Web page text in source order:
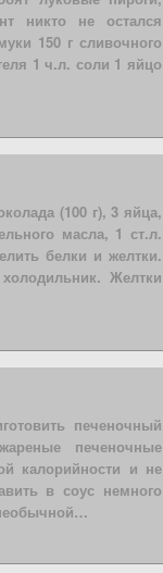
никто не остался
150 г сливочного
1 ч.л. соли 1 яйцо
(100 г), 3 яйца,
масла, 1 ст.л.
белки и желтки.
Желтки
печеночный
печеночные
калорийности и не
в соус немного